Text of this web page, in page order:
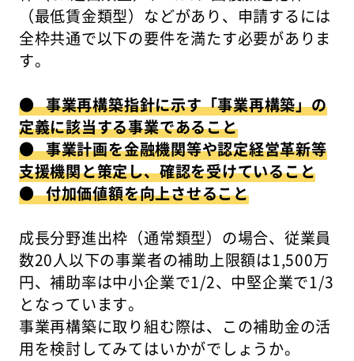
（最低賃金類型）などがあり、申請するには
全枠共通で以下の要件を満たす必要がありま
す。
● 事業再構築指針に示す「事業再構築」の
定義に該当する事業であること
● 事業計画を金融機関等や認定経営革新等
支援機関と策定し、確認を受けていること
● 付加価値額を向上させること
成長分野進出枠（通常類型）の場合、従業員
数20人以下の事業者の補助上限額は1,500万
円、補助率は中小企業で1/2、中堅企業で1/3
となっています。
事業再構築に取り組む際は、この補助金の活
用を検討してみてはいかがでしょうか。